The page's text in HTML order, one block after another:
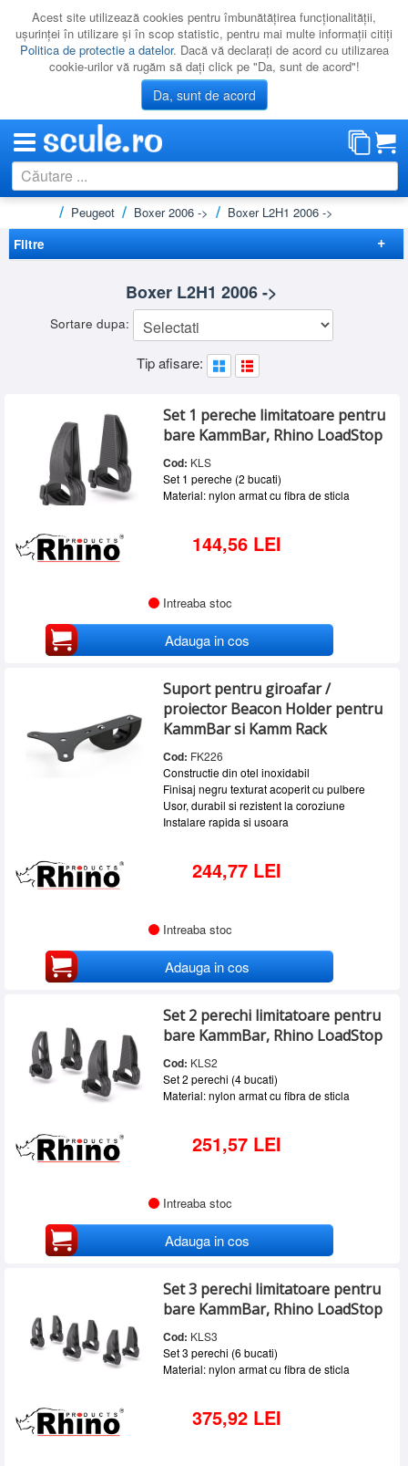
Acest site utilizează cookies pentru îmbunătăţirea funcţionalităţii,
uşurinţei în utilizare şi în scop statistic, pentru mai multe informaţii citiţi
Politica de protectie a datelor. Dacă vă declaraţi de acord cu utilizarea
cookie-urilor vă rugăm să daţi click pe "Da, sunt de acord"!
Da, sunt de acord
CATEGORII
PROMOTII
LICHIDARE
SERVICE
INCHIRIERI
BLOG
AUTENTIFICARE
Peugeot Boxer 2006 ->
Boxer L2H1 2006 ->
Filtre
Boxer L2H1 2006 ->
Sortare dupa:
Tip afisare:
Set 1 pereche limitatoare pentru
bare KammBar, Rhino LoadStop
Cod: KLS
Set 1 pereche (2 bucati)
Material: nylon armat cu fibra de sticla
144,56 LEI
Intreaba stoc
Adauga in cos
Suport pentru giroafar /
proiector Beacon Holder pentru
KammBar si Kamm Rack
Cod: FK226
Constructie din otel inoxidabil
Finisaj negru texturat acoperit cu pulbere
Usor, durabil si rezistent la coroziune
Instalare rapida si usoara
244,77 LEI
Intreaba stoc
Adauga in cos
Set 2 perechi limitatoare pentru
bare KammBar, Rhino LoadStop
Cod: KLS2
Set 2 perechi (4 bucati)
Material: nylon armat cu fibra de sticla
251,57 LEI
Intreaba stoc
Adauga in cos
Set 3 perechi limitatoare pentru
bare KammBar, Rhino LoadStop
Cod: KLS3
Set 3 perechi (6 bucati)
Material: nylon armat cu fibra de sticla
375,92 LEI